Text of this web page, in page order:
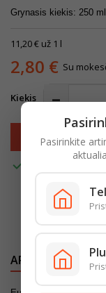
Grynasis kiekis: 250 ml
11,20 € už 1 l
2,80 € Su
Kiekis
Į

Užsisakę
APRAŠYMAS
Pasirinkite